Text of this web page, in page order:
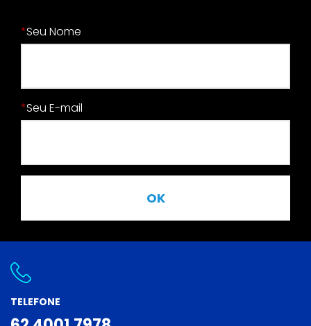
*Seu Nome
*Seu E-mail
OK
TELEFONE